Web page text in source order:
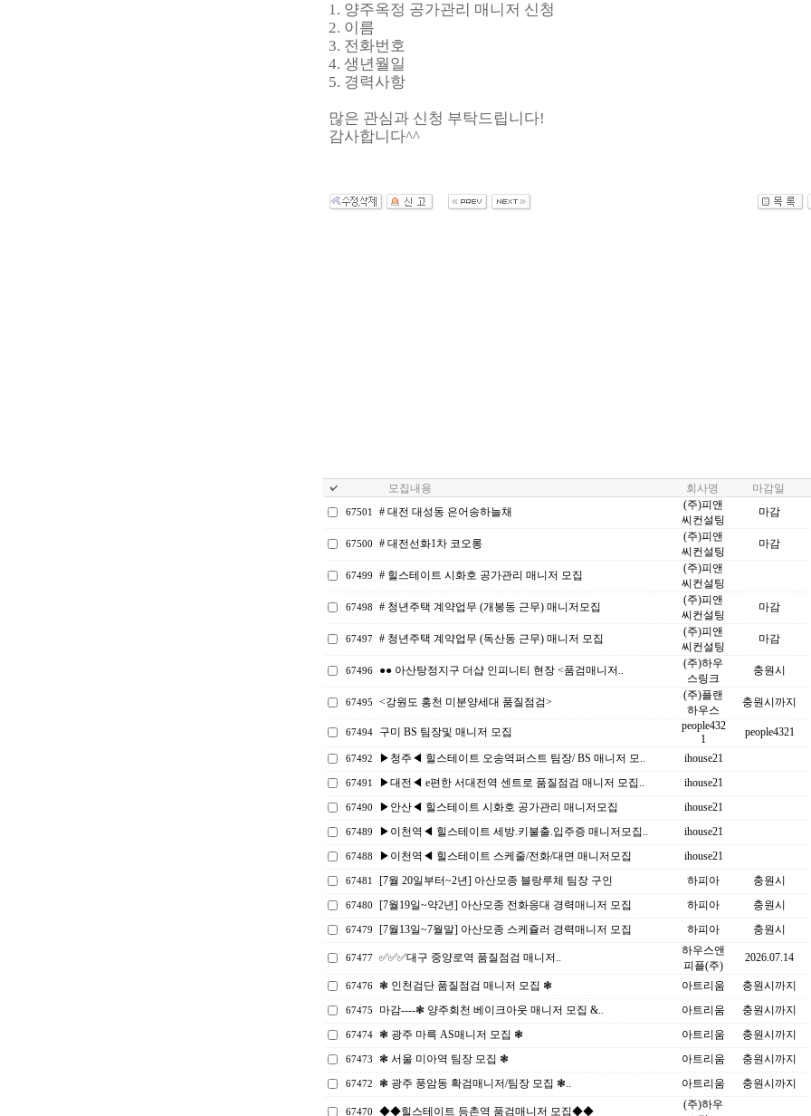
1. 양주옥정 공가관리 매니저 신청
2. 이름
3. 전화번호
4. 생년월일
5. 경력사항
많은 관심과 신청 부탁드립니다!
감사합니다^^
모집내용 회사명 마감일
67501 # 대전 대성동 은어송하늘채
(주)피앤
씨컨설팅
마감
67500 # 대전선화1차 코오롱
(주)피앤
씨컨설팅
마감
67499 # 힐스테이트 시화호 공가관리 매니저 모집
(주)피앤
씨컨설팅
67498 # 청년주택 계약업무 (개봉동 근무) 매니저모집
(주)피앤
씨컨설팅
마감
67497 # 청년주택 계약업무 (독산동 근무) 매니저 모집
(주)피앤
씨컨설팅
마감
67496 ●● 아산탕정지구 더샵 인피니티 현장 <품검매니저..
(주)하우
스링크
충원시
67495 <강원도 홍천 미분양세대 품질점검>
(주)플랜
하우스
충원시까지
67494 구미 BS 팀장및 매니저 모집
people432
1
people4321
67492 ▶청주◀ 힐스테이트 오송역퍼스트 팀장/ BS 매니저 모.. ihouse21
67491 ▶대전◀ e편한 서대전역 센트로 품질점검 매니저 모집.. ihouse21
67490 ▶안산◀ 힐스테이트 시화호 공가관리 매니저모집 ihouse21
67489 ▶이천역◀ 힐스테이트 세방.키불출.입주증 매니저모집.. ihouse21
67488 ▶이천역◀ 힐스테이트 스케줄/전화/대면 매니저모집 ihouse21
67481 [7월 20일부터~2년] 아산모종 블랑루체 팀장 구인 하피아 충원시
67480 [7월19일~약2년] 아산모종 전화응대 경력매니저 모집 하피아 충원시
67479 [7월13일~7월말] 아산모종 스케쥴러 경력매니저 모집 하피아 충원시
67477 ✅✅✅대구 중양로역 품질점검 매니저..
하우스앤
피플(주)
2026.07.14
67476 ❃ 인천검단 품질점검 매니저 모집 ❃ 아트리움 충원시까지
67475 마감----❃ 양주회천 베이크아웃 매니저 모집 &.. 아트리움 충원시까지
67474 ❃ 광주 마륵 AS매니저 모집 ❃ 아트리움 충원시까지
67473 ❃ 서울 미아역 팀장 모집 ❃ 아트리움 충원시까지
67472 ❃ 광주 풍암동 확검매니저/팀장 모집 ❃.. 아트리움 충원시까지
67470 ◆◆힐스테이트 등촌역 품검매니저 모집◆◆
(주)하우